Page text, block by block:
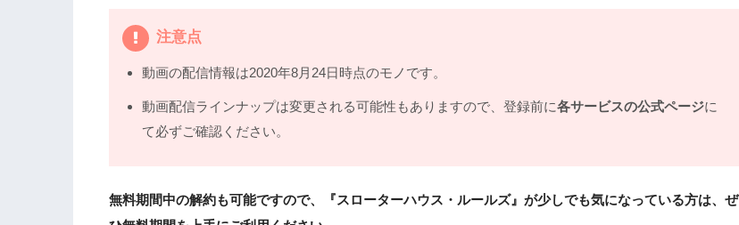
注意点
動画の配信情報は2020年8月24日時点のモノです。
動画配信ラインナップは変更される可能性もありますので、登録前に各サービスの公式ページに
て必ずご確認ください。
無料期間中の解約も可能ですので、『スローターハウス・ルールズ』が少しでも気になっている方は、ぜ